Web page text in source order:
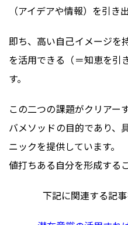
（アイデアや情報）を引き
即ち、高い自己イメージを
を活用できる（＝知恵を引
す。
この二つの課題がクリアー
バメソッドの目的であり、
ニックを提供しています。
値打ちある自分を形成する
下記に関連する記